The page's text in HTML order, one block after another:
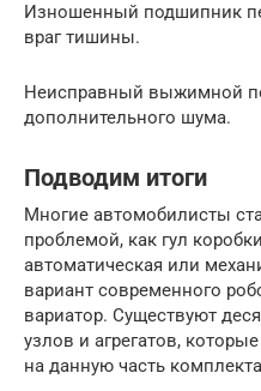
Изношенный подшипник
враг тишины.
Неисправный выжимной
дополнительного шума.
Подводим итоги
Многие автомобилисты
проблемой, как гул
автоматическая или
вариант современного
вариатор. Существуют
узлов и агрегатов,
на данную часть